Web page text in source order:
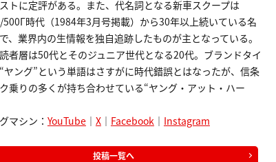
トに定評がある。また、代名詞となる新車スクープは
500Γ時代（1984年3月号掲載）から30年以上続いている名
、業界内の生情報を独自追跡したものが主となっている。
者層は50代とそのジュニア世代となる20代。ブランドタイ
ヤング”という単語はさすがに時代錯誤とはなったが、信条
乗りの多くが持ち合わせている“ヤング・アット・ハー
マシン： YouTube｜ X｜ Facebook ｜ Instagram
投稿一覧へ